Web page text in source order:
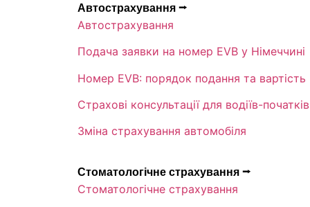
Автострахування ⭢
Автострахування
Подача заявки на номер EVB у Німеччині
Номер EVB: порядок подання та вартість
Страхові консультації для водіїв-
Зміна страхування автомобіля
Стоматологічне страхування ⭢
Стоматологічне страхування